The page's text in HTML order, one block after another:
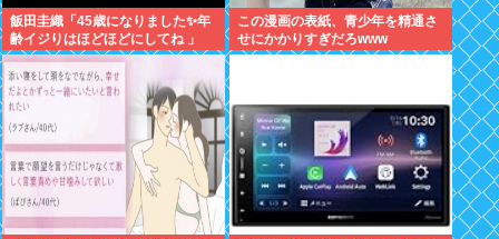
飯田圭織「45歳になりました✨年
齢イジりはほどほどにしてね 」
この漫画の表紙、青少年を精通さ
せにかかりすぎだろwww